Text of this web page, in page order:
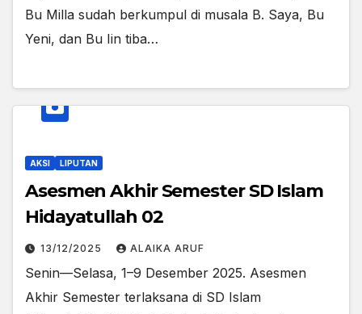
Bu Milla sudah berkumpul di musala B. Saya, Bu
Yeni, dan Bu Iin tiba…
AKSI LIPUTAN
Asesmen Akhir Semester SD Islam
Hidayatullah 02
13/12/2025 ALAIKA ARUF
Senin—Selasa, 1–9 Desember 2025. Asesmen
Akhir Semester terlaksana di SD Islam